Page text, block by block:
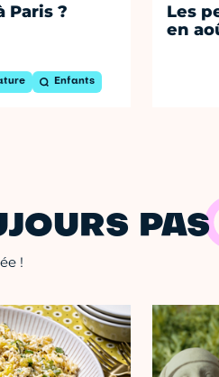
Paris ?
Enfants
Les
en
PAS
!